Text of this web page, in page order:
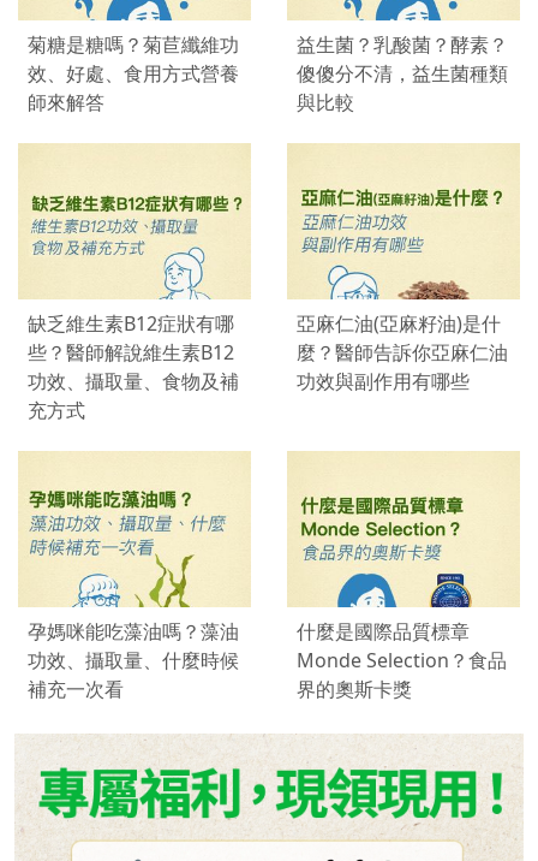
菊糖是糖嗎？菊苣纖維功
效、好處、食用方式營養
師來解答
益生菌？乳酸菌？酵素？
傻傻分不清，益生菌種類
與比較
缺乏維生素B12症狀有哪
些？醫師解說維生素B12
功效、攝取量、食物及補
充方式
亞麻仁油(亞麻籽油)是什
麼？醫師告訴你亞麻仁油
功效與副作用有哪些
孕媽咪能吃藻油嗎？藻油
功效、攝取量、什麼時候
補充一次看
什麼是國際品質標章
Monde Selection？食品
界的奧斯卡獎